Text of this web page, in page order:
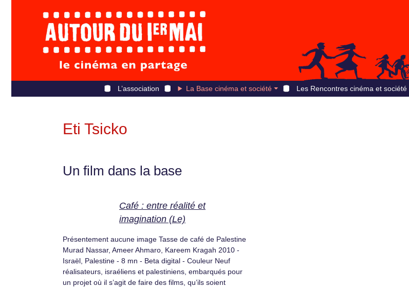
L’association La Base cinéma et société Les Rencontres cinéma et société
Eti Tsicko
Un film dans la base
Café : entre réalité et
imagination (Le)
Présentement aucune image Tasse de café de Palestine
Murad Nassar, Ameer Ahmaro, Kareem Kragah 2010 -
Israël, Palestine - 8 mn - Beta digital - Couleur Neuf
réalisateurs, israéliens et palestiniens, embarqués pour
un projet où il s’agit de faire des films, qu’ils soient